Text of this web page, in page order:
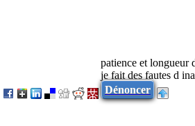
patience et longueur
je fait des fautes d
Dénoncer